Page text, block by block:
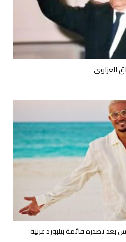
العزاوي
تصدره قائمة بيلبورد عربية